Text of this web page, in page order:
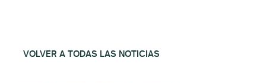
VOLVER A TODAS LAS NOTICIAS